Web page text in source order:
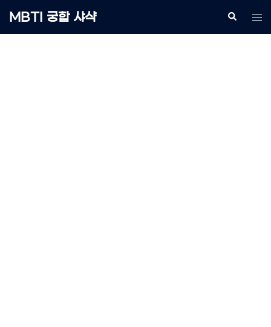
to
MBTI 궁합 샤샥 Search